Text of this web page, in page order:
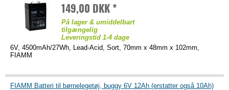
149,00 DKK *
På lager & umiddelbart
tilgængelig
Leveringstid 1-4 dage
6V, 4500mAh/27Wh, Lead-Acid, Sort, 70mm x 48mm x 102mm,
FIAMM
FIAMM Batteri til børnelegetøj, buggy 6V 12Ah (erstatter også 10Ah)